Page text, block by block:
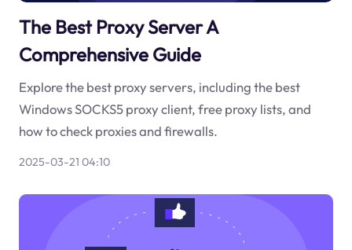
The Best Proxy Server A
Comprehensive Guide
Explore the best proxy servers, including the best
Windows SOCKS5 proxy client, free proxy lists, and
how to check proxies and firewalls.
2025-03-21 04:10